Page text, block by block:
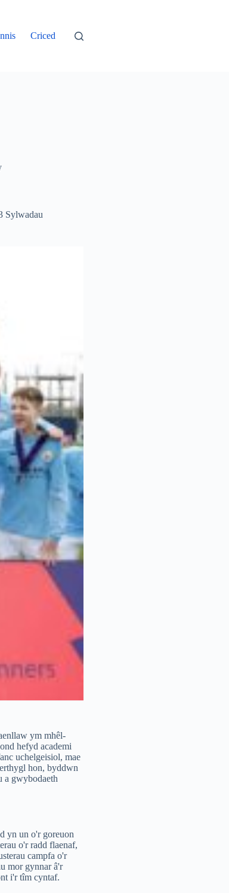
Criced
Sylwadau
ym mhêl-
hefyd academi
uchelgeisiol, mae
hon, byddwn
a gwybodaeth
yn un o'r goreuon
o'r radd flaenaf,
campfa o'r
mor gynnar â'r
i'r tîm cyntaf.